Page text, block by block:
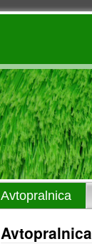
Avtopralnica
Avtopralnica